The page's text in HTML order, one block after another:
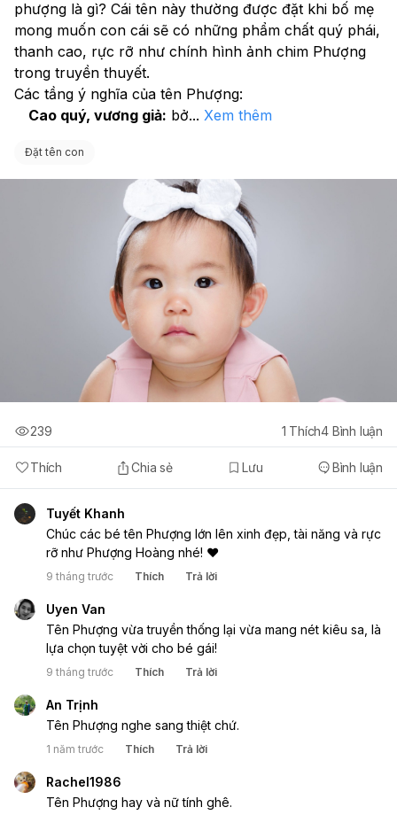
phượng là gì? Cái tên này thường được đặt khi bố mẹ
mong muốn con cái sẽ có những phẩm chất quý phái,
thanh cao, rực rỡ như chính hình ảnh chim Phượng
trong truyền thuyết.
Các tầng ý nghĩa của tên Phượng:
Cao quý, vương giả: bở... Xem thêm
Đặt tên con
Thích Chia sẻ Lưu Bình luận
239 1 Thích4 Bình luận
Tuyết Khanh
Chúc các bé tên Phượng lớn lên xinh đẹp, tài năng và rực
rỡ như Phượng Hoàng nhé! ❤️
9 tháng trước Thích Trả lời
Uyen Van
Tên Phượng vừa truyền thống lại vừa mang nét kiêu sa, là
lựa chọn tuyệt vời cho bé gái!
9 tháng trước Thích Trả lời
An Trịnh
Tên Phượng nghe sang thiệt chứ.
1 năm trước Thích Trả lời
Rachel1986
Tên Phượng hay và nữ tính ghê.